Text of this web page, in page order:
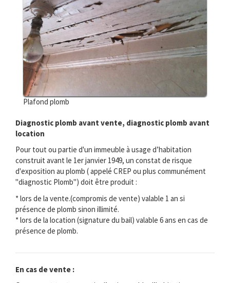
Plafond plomb
Diagnostic plomb avant vente, diagnostic plomb avant
location
Pour tout ou partie d'un immeuble à usage d’habitation
construit avant le 1er janvier 1949, un constat de risque
d'exposition au plomb ( appelé CREP ou plus communément
"diagnostic Plomb") doit être produit :
* lors de la vente.(compromis de vente) valable 1 an si
présence de plomb sinon illimité.
* lors de la location (signature du bail) valable 6 ans en cas de
présence de plomb.
En cas de vente :